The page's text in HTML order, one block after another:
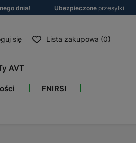
dnia! Ubezpieczone przesyłki
się Lista zakupowa (0)
AVT
FNIRSI